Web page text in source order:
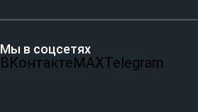
Мы в соцсетях
ВКонтактеMAXTelegram